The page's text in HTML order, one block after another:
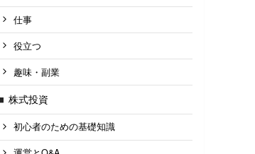
仕事
役立つ
趣味・副業
株式投資
初心者のための基礎知識